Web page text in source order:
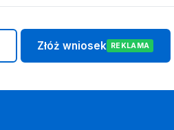
Złóż wniosek REKLAMA